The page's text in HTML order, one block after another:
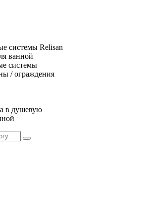
системы Relisan
ванной
системы
/ ограждения
в душевую